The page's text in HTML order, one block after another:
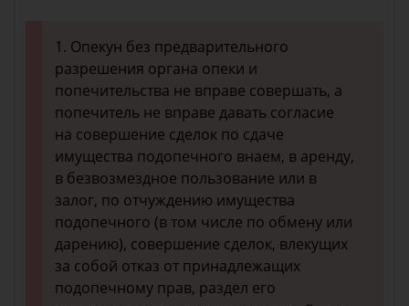
1. Опекун без предварительного
разрешения органа опеки и
попечительства не вправе совершать, а
попечитель не вправе давать согласие
на совершение сделок по сдаче
имущества подопечного внаем, в аренду,
в безвозмездное пользование или в
залог, по отчуждению имущества
подопечного (в том числе по обмену или
дарению), совершение сделок, влекущих
за собой отказ от принадлежащих
подопечному прав, раздел его